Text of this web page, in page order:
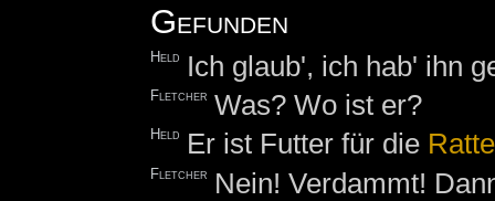
Gefunden
Held Ich glaub', ich hab' ihn
Fletcher Was? Wo ist er?
Held Er ist Futter für die
Fletcher
Nein! Verdammt!